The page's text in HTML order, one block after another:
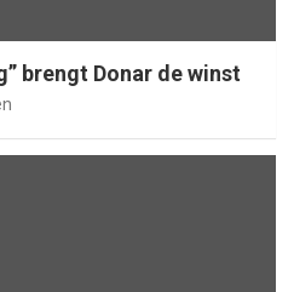
brengt Donar de winst